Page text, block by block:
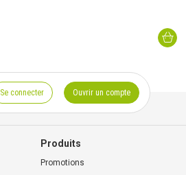
Se connecter Ouvrir un compte
Produits
Promotions